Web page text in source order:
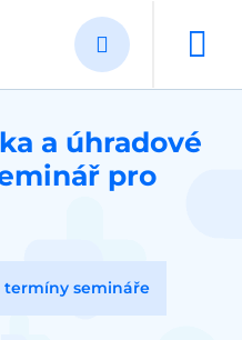
a úhradové
pro
termíny semináře